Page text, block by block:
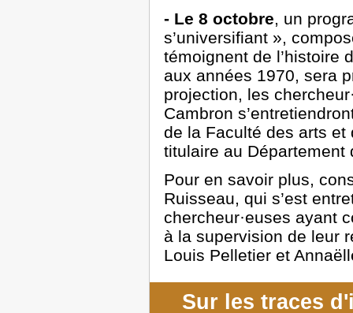
- Le 8 octobre, un
s’universifiant »,
témoignent de l’histoire
aux années 1970, sera
projection, les
Cambron
de la Faculté des arts
titulaire au Département
Pour en savoir plus,
Ruisseau, qui s’est
chercheur·euses ayant
à la supervision de leur
Louis Pelletier et
Sur les traces